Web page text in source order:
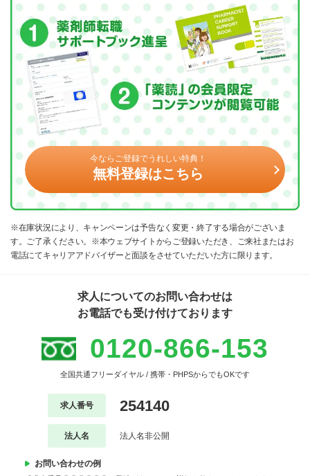
今ならご登録でうれしい特典！
無料登録はこちら
※在庫状況により、キャンペーンは予告なく変更・終了する場合がございま
す。ご了承ください。※本ウェブサイトからご登録いただき、ご来社またはお
電話にてキャリアアドバイザーと面談をさせていただいた方に限ります。
求人についてのお問い合わせは
お電話でも受け付けております
0120-866-153
全国共通フリーダイヤル / 携帯・PHPSからでもOKです
求人番号 254140
法人名 法人名非公開
お問い合わせの例